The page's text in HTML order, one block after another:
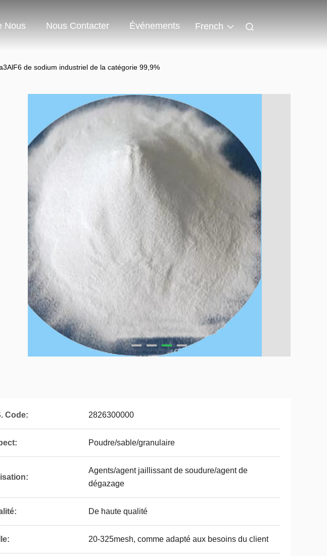
Nous Nous Contacter Événements French
de sodium industriel de la catégorie 99,9%
Code: 2826300000
Poudre/sable/granulaire
Agents/agent jaillissant de soudure/agent de
dégazage
De haute qualité
20-325mesh, comme adapté aux besoins du client